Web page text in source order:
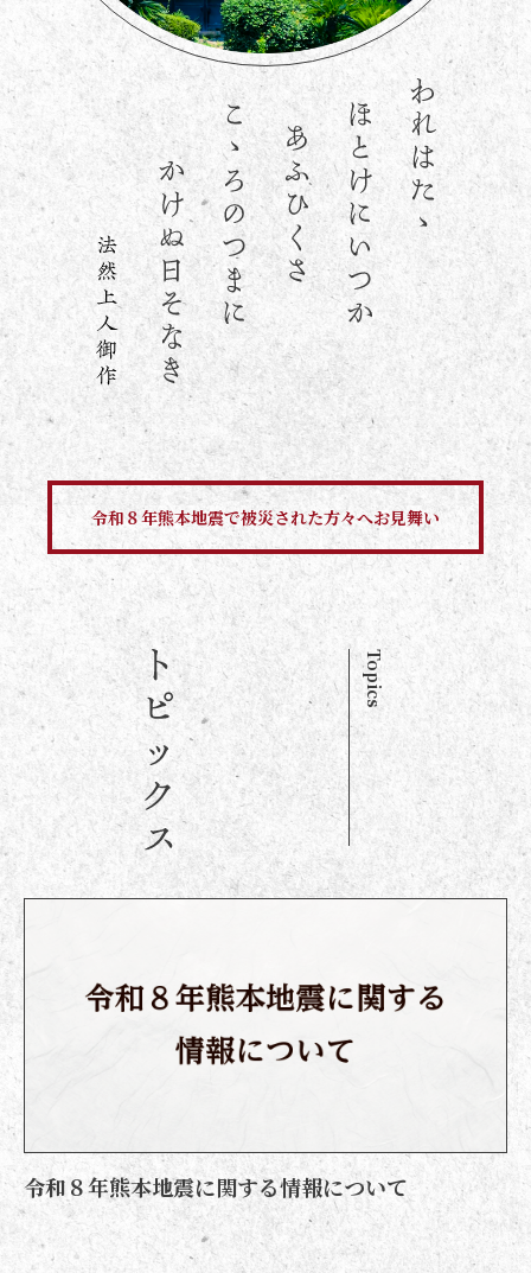
緊急告知領域
令和８年熊本地震で被災された方々へお見舞い
Topics
令和８年熊本地震に関する情報について